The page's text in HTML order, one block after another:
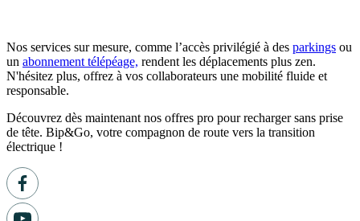
Nos services sur mesure, comme l’accès privilégié à des parkings ou
un abonnement télépéage, rendent les déplacements plus zen.
N'hésitez plus, offrez à vos collaborateurs une mobilité fluide et
responsable.
Découvrez dès maintenant nos offres pro pour recharger sans prise
de tête. Bip&Go, votre compagnon de route vers la transition
électrique !